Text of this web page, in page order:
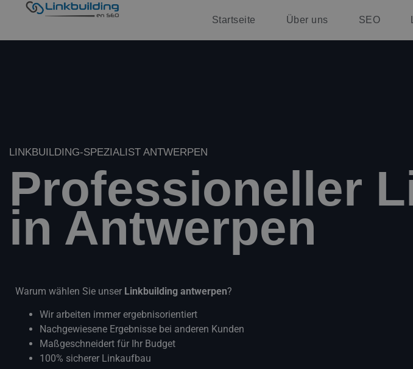
Startseite Über uns SEO
LINKBUILDING-SPEZIALIST ANTWERPEN
Professioneller
in Antwerpen
Warum wählen Sie unser Linkbuilding antwerpen?
Wir arbeiten immer ergebnisorientiert
Nachgewiesene Ergebnisse bei anderen Kunden
Maßgeschneidert für Ihr Budget
100% sicherer Linkaufbau